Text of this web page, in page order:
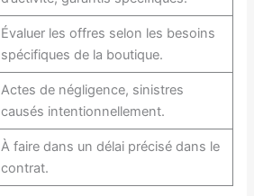
Évaluer les offres selon les besoins
spécifiques de la boutique.
Actes de négligence, sinistres
causés intentionnellement.
À faire dans un délai précisé dans le
contrat.